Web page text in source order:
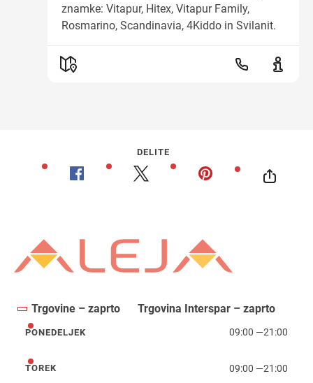
znamke: Vitapur, Hitex, Vitapur Family,
Rosmarino, Scandinavia, 4Kiddo in Svilanit.
DELITE
Trgovine – zaprto Trgovina Interspar – zaprto
ponedeljek
PONEDELJEK 09:00 —21:00
torek
TOREK 09:00 —21:00